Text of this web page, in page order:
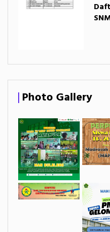
Photo Gallery